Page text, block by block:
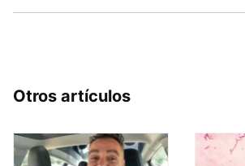
Otros artículos